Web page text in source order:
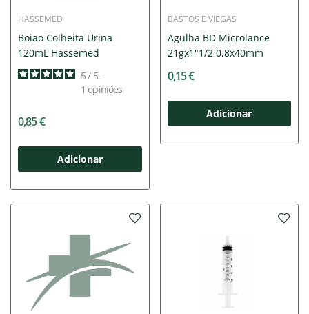
HASSEMED
Boiao Colheita Urina
120mL Hassemed
5/ 5 -
1 opiniões
0,85 €
Adicionar
BASTOS E VIEGAS
Agulha BD Microlance
21gx1"1/2 0,8x40mm
0,15 €
Adicionar